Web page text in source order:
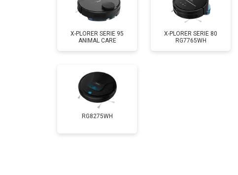
X-PLORER SERIE 95
ANIMAL CARE
X-PLORER SERIE 80
RG7765WH
RG8275WH